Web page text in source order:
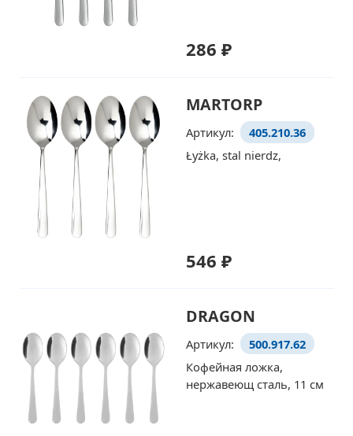
286 ₽
MARTORP
Артикул:
405.210.36
Łyżka, stal nierdz,
546 ₽
DRAGON
Артикул:
500.917.62
Кофейная ложка,
нержавеющ сталь, 11 см